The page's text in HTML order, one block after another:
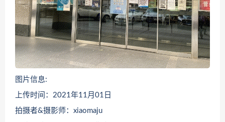
图片信息:
上传时间：2021年11月01日
拍摄者&摄影师：xiaomaju